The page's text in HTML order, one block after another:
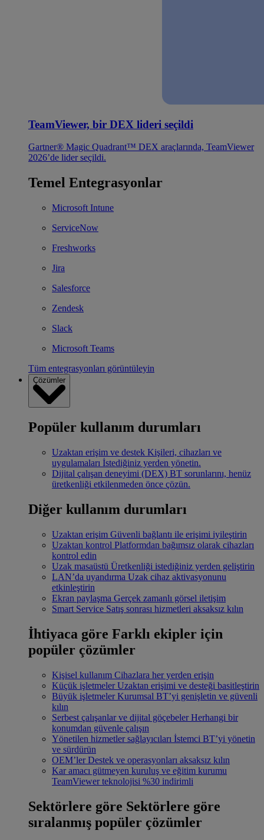
TeamViewer, bir DEX lideri seçildi
Gartner® Magic Quadrant™ DEX araçlarında, TeamViewer
2026’de lider seçildi.
Temel Entegrasyonlar
Microsoft Intune
ServiceNow
Freshworks
Jira
Salesforce
Zendesk
Slack
Microsoft Teams
Tüm entegrasyonları görüntüleyin
Çözümler
Popüler kullanım durumları
Uzaktan erişim ve destek Kişileri, cihazları ve
uygulamaları İstediğiniz yerden yönetin.
Dijital çalışan deneyimi (DEX) BT sorunlarını, henüz
üretkenliği etkilenmeden önce çözün.
Diğer kullanım durumları
Uzaktan erişim Güvenli bağlantı ile erişimi iyileştirin
Uzaktan kontrol Platformdan bağımsız olarak cihazları
kontrol edin
Uzak masaüstü Üretkenliği istediğiniz yerden geliştirin
LAN’da uyandırma Uzak cihaz aktivasyonunu
etkinleştirin
Ekran paylaşma Gerçek zamanlı görsel iletişim
Smart Service Satış sonrası hizmetleri aksaksız kılın
İhtiyaca göre Farklı ekipler için
popüler çözümler
Kişisel kullanım Cihazlara her yerden erişin
Küçük işletmeler Uzaktan erişimi ve desteği basitleştirin
Büyük işletmeler Kurumsal BT’yi genişletin ve güvenli
kılın
Serbest çalışanlar ve dijital göçebeler Herhangi bir
konumdan güvenle çalışın
Yönetilen hizmetler sağlayıcıları İstemci BT’yi yönetin
ve sürdürün
OEM’ler Destek ve operasyonları aksaksız kılın
Kar amacı gütmeyen kuruluş ve eğitim kurumu
TeamViewer teknolojisi %30 indirimli
Sektörlere göre Sektörlere göre
sıralanmış popüler çözümler